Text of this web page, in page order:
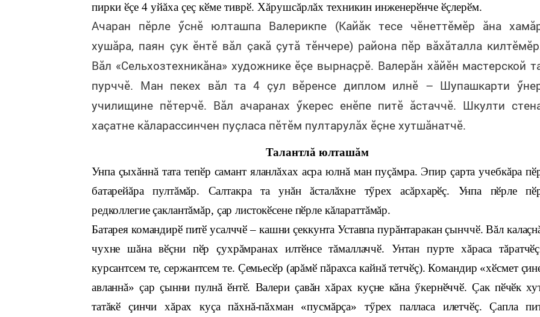
пирки ӗçе 4 уйăха çеç кӗме тиврӗ. Хăрушсăрлăх техникин инженерӗнче ӗçлерӗм.
Ачаран пӗрле ӳснӗ юлташпа Валерикпе (Кайăк тесе чӗнеттӗмӗр ăна
хушăра, паян çук ӗнтӗ вăл çакă çутă тӗнчере) района пӗр вăхăталла
Вăл «Сельхозтехникăна» художнике ӗçе вырнаçрӗ. Валерăн хăйӗн мастерской
пурччӗ. Ман пекех вăл та 4 çул вӗренсе диплом илнӗ – Шупашкарти
училищине пӗтерчӗ. Вăл ачаранах ӳкерес енӗпе питӗ ăстаччӗ. Шкулти
хаçатне кăларассинчен пуçласа пӗтӗм пултарулăх ӗçне хутшăнатчӗ.
Талантлă юлташăм
Унпа çыхăннă тата тепӗр самант яланлăхах асра юлнă ман пуçăмра. Эпир çарта учебкăра
батарейăра пултăмăр. Салтакра та унăн ăсталăхне тӳрех асăрхарӗç. Унпа пӗрле
редколлегие çаклантăмăр, çар листокӗсене пӗрле кăлараттăмăр.
Батарея командирӗ питӗ усалччӗ – кашни çеккунта Уставпа пурăнтаракан çынччӗ. Вăл
чухне шăна вӗçни пӗр çухрăмранах илтӗнсе тăмаллаччӗ. Унтан пурте хăраса
курсантсем те, сержантсем те. Çемьесӗр (арăмӗ пăрахса кайнă тетчӗç). Командир «хӗсмет
авланнă» çар çынни пулнă ӗнтӗ. Валери çавăн хăрах куçне кăна ӳкернӗччӗ. Çак пӗчӗк
татăкӗ çинчи хăрах куçа пăхнă-пăхман «пусмăрçа» тӳрех палласа илетчӗç. Çапла